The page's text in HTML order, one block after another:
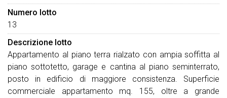
Numero lotto
13
Descrizione lotto
Appartamento al piano terra rialzato con ampia soffitta al
piano sottotetto, garage e cantina al piano seminterrato,
posto in edificio di maggiore consistenza. Superficie
commerciale appartamento mq. 155, oltre a grande